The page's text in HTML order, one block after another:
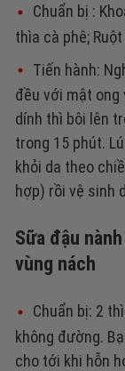
Chuẩn bị :
thìa cà phê;
Tiến hành:
đều với mật ong
dính thì bôi lên
trong 15 phút.
khỏi da theo
hợp) rồi vệ sinh
Sữa đậu
vùng nách
Chuẩn bị: 2
không đường.
cho tới khi hỗn